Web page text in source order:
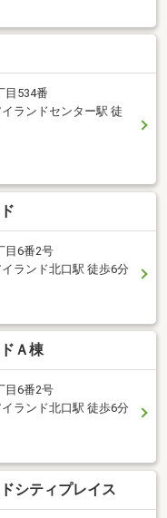
目534番
ランドセンター駅 徒
目6番2号
ランド北口駅 徒歩6分
Ａ棟
目6番2号
ランド北口駅 徒歩6分
シティプレイス